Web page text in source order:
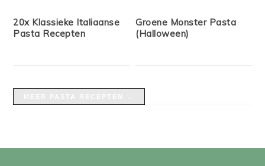
20x Klassieke Italiaanse
Pasta Recepten
Groene Monster Pasta
(Halloween)